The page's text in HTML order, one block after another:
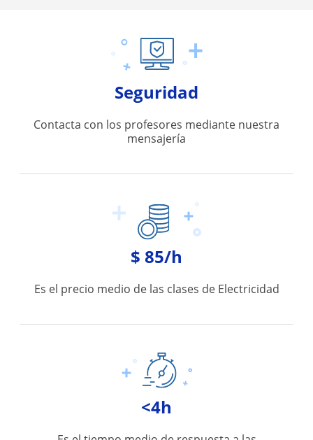
Seguridad
Contacta con los profesores mediante nuestra
mensajería
$ 85/h
Es el precio medio de las clases de Electricidad
<4h